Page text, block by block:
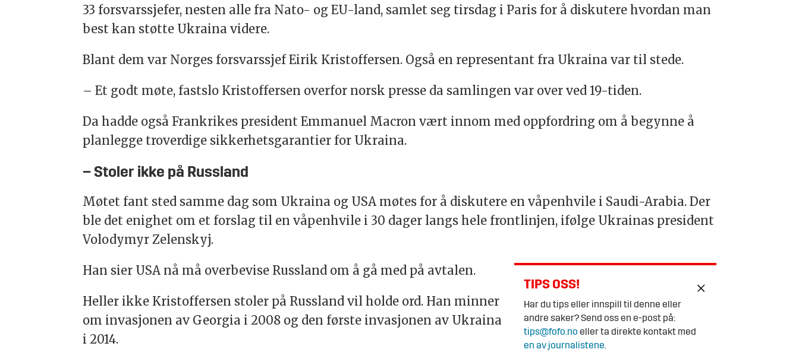
33 forsvarssjefer, nesten alle fra Nato- og EU-land, samlet seg tirsdag i Paris for å diskutere hvordan man
best kan støtte Ukraina videre.
Blant dem var Norges forsvarssjef Eirik Kristoffersen. Også en representant fra Ukraina var til stede.
– Et godt møte, fastslo Kristoffersen overfor norsk presse da samlingen var over ved 19-tiden.
Da hadde også Frankrikes president Emmanuel Macron vært innom med oppfordring om å begynne å
planlegge troverdige sikkerhetsgarantier for Ukraina.
– Stoler ikke på Russland
Møtet fant sted samme dag som Ukraina og USA møtes for å diskutere en våpenhvile i Saudi-Arabia. Der
ble det enighet om et forslag til en våpenhvile i 30 dager langs hele frontlinjen, ifølge Ukrainas president
Volodymyr Zelenskyj.
TIPS OSS!
Har du tips eller innspill til denne eller
andre saker? Send oss en e-post på:
tips@fofo.no eller ta direkte kontakt med
en av journalistene.
Han sier USA nå må overbevise Russland om å gå med på avtalen.
Heller ikke Kristoffersen stoler på Russland vil holde ord. Han minner
om invasjonen av Georgia i 2008 og den første invasjonen av Ukraina
i 2014.